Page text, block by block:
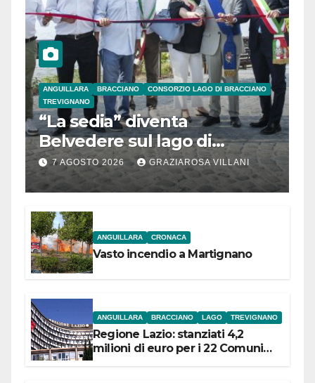
ANGUILLARA BRACCIANO
CONSORZIO LAGO DI BRACCIANO
TREVIGNANO
“La sedia” diventa
Belvedere sul lago di
Bracciano: ieri
l’inaugurazione
7 AGOSTO 2026 GRAZIAROSA VILLANI
ANGUILLARA CRONACA
Vasto incendio a Martignano
ANGUILLARA BRACCIANO LAGO TREVIGNANO
Regione Lazio: stanziati 4,2
milioni di euro per i 22 Comuni